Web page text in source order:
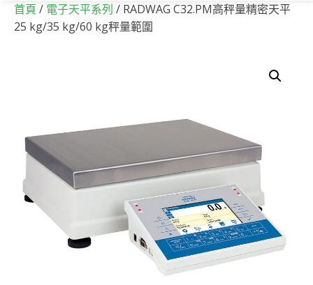
首頁 / 電子天平系列 / RADWAG C32.PM高秤量精密天平
25 kg/35 kg/60 kg秤量範圍